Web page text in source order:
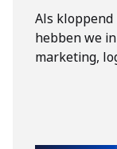
Als
hebben we
marketing,